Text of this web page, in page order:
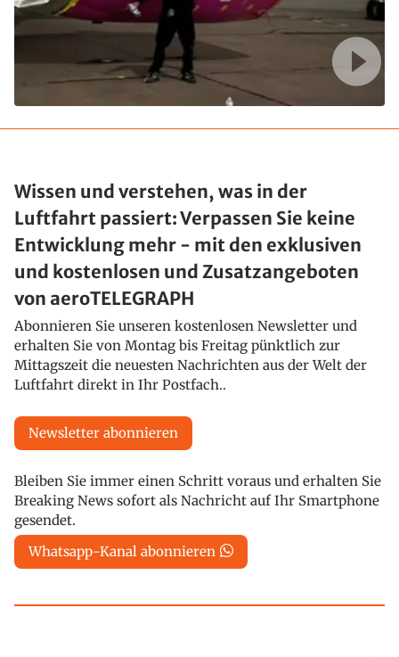
Wissen und verstehen, was in der
Luftfahrt passiert: Verpassen Sie keine
Entwicklung mehr - mit den exklusiven
und kostenlosen und Zusatzangeboten
von aeroTELEGRAPH
Abonnieren Sie unseren kostenlosen Newsletter und
erhalten Sie von Montag bis Freitag pünktlich zur
Mittagszeit die neuesten Nachrichten aus der Welt der
Luftfahrt direkt in Ihr Postfach..
Newsletter abonnieren
Bleiben Sie immer einen Schritt voraus und erhalten Sie
Breaking News sofort als Nachricht auf Ihr Smartphone
gesendet.
Whatsapp-Kanal abonnieren